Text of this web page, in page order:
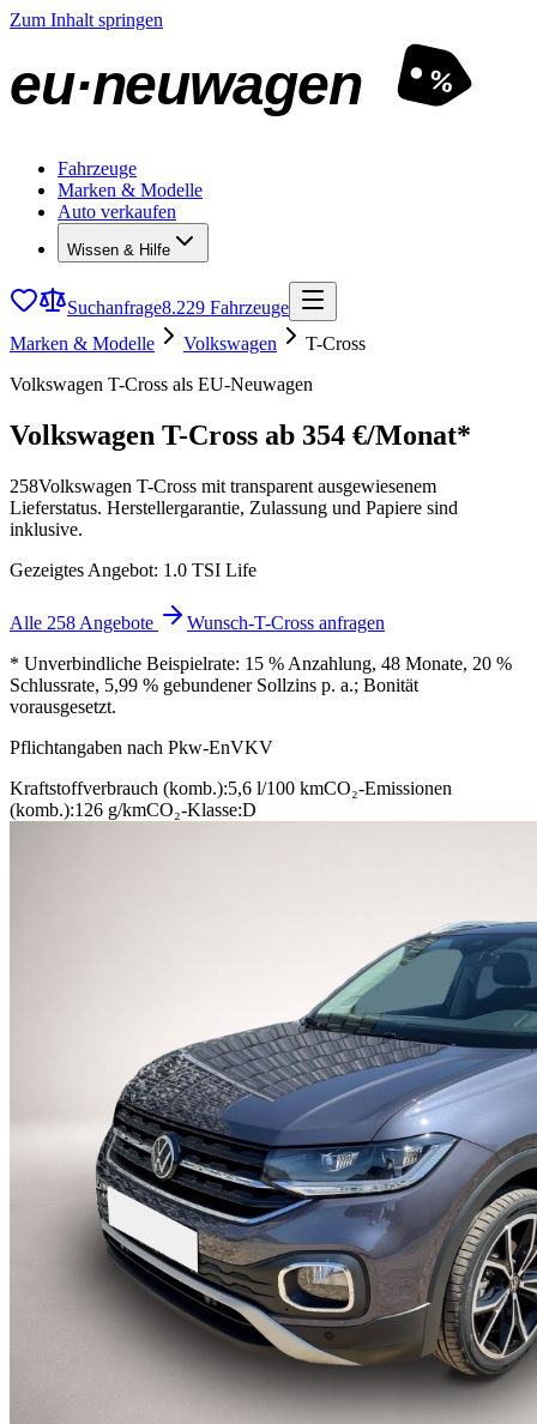
Zum Inhalt springen
eu·neuwagen %
Fahrzeuge
Marken & Modelle
Auto verkaufen
Wissen & Hilfe
Suchanfrage8.229 Fahrzeuge
Marken & Modelle
Volkswagen
T-Cross
Volkswagen T-Cross als EU-Neuwagen
Volkswagen T-Cross ab 354 €/Monat*
258Volkswagen T-Cross mit transparent ausgewiesenem
Lieferstatus. Herstellergarantie, Zulassung und Papiere sind
inklusive.
Gezeigtes Angebot: 1.0 TSI Life
Alle 258 Angebote
Wunsch-T-Cross anfragen
* Unverbindliche Beispielrate: 15 % Anzahlung, 48 Monate, 20 %
Schlussrate, 5,99 % gebundener Sollzins p. a.; Bonität
vorausgesetzt.
Pflichtangaben nach Pkw-EnVKV
Kraftstoffverbrauch (komb.):5,6 l/100 kmCO₂-Emissionen
(komb.):126 g/kmCO₂-Klasse:D